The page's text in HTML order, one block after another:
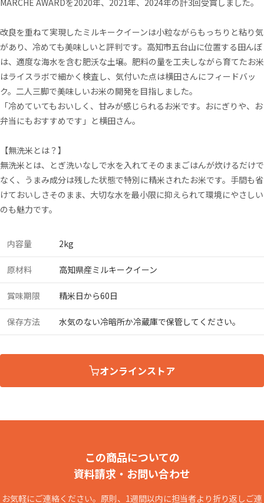
改良を重ねて実現したミルキークイーンは小粒ながらもっちりと粘り気
があり、冷めても美味しいと評判です。高知市五台山に位置する田んぼ
は、適度な海水を含む肥沃な土壌。肥料の量を工夫しながら育てたお米
はライスラボで細かく検査し、気付いた点は横田さんにフィードバッ
ク。二人三脚で美味しいお米の開発を目指しました。
「冷めていてもおいしく、甘みが感じられるお米です。おにぎりや、お
弁当にもおすすめです」と横田さん。
【無洗米とは？】
無洗米とは、とぎ洗いなしで水を入れてそのままごはんが炊けるだけで
なく、うまみ成分は残した状態で特別に精米されたお米です。手間も省
けておいしさそのまま、大切な水を最小限に抑えられて環境にやさしい
のも魅力です。
内容量 2kg
原材料 高知県産ミルキークイーン
賞味期限 精米日から60日
保存方法 水気のない冷暗所か冷蔵庫で保管してください。
オンラインストア
この商品についての
資料請求・お問い合わせ
お気軽にご連絡ください。原則、1週間以内に担当者より折り返しご連